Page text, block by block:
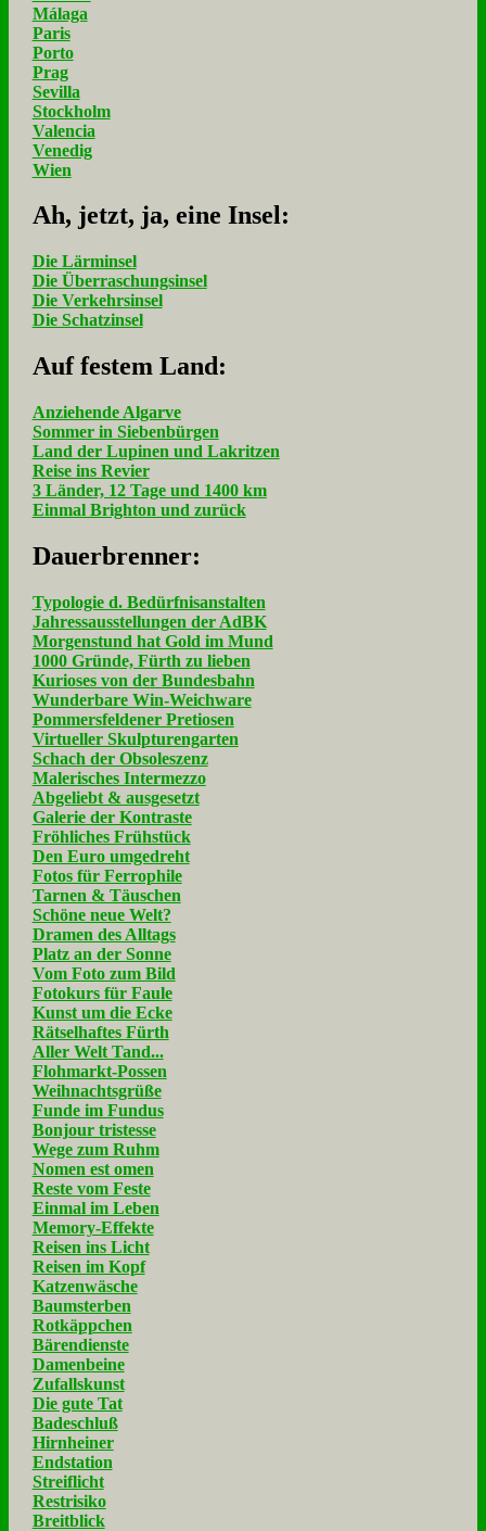
Málaga
Paris
Porto
Prag
Sevilla
Stockholm
Valencia
Venedig
Wien
Ah, jetzt, ja, ei­ne In­sel:
Die Lärminsel
Die Überraschungsinsel
Die Verkehrsinsel
Die Schatzinsel
Auf fe­stem Land:
Anziehende Algarve
Sommer in Siebenbürgen
Land der Lupinen und Lakritzen
Reise ins Revier
3 Länder, 12 Tage und 1400 km
Einmal Brighton und zurück
Dau­er­bren­ner:
Typologie d. Bedürfnisanstalten
Jahressausstellungen der AdBK
Morgenstund hat Gold im Mund
1000 Gründe, Fürth zu lieben
Kurioses von der Bundesbahn
Wunderbare Win-Weichware
Pommersfeldener Pretiosen
Virtueller Skulpturengarten
Schach der Obsoleszenz
Malerisches Intermezzo
Abgeliebt & ausgesetzt
Galerie der Kontraste
Fröhliches Frühstück
Den Euro umgedreht
Fotos für Ferrophile
Tarnen & Täuschen
Schöne neue Welt?
Dramen des Alltags
Platz an der Sonne
Vom Foto zum Bild
Fotokurs für Faule
Kunst um die Ecke
Rätselhaftes Fürth
Aller Welt Tand...
Flohmarkt-Possen
Weihnachtsgrüße
Funde im Fundus
Bonjour tristesse
Wege zum Ruhm
Nomen est omen
Reste vom Feste
Einmal im Leben
Memory-Effekte
Reisen ins Licht
Reisen im Kopf
Katzenwäsche
Baumsterben
Rotkäppchen
Bärendienste
Damenbeine
Zufallskunst
Die gute Tat
Badeschluß
Hirnheiner
Endstation
Streiflicht
Restrisiko
Breitblick